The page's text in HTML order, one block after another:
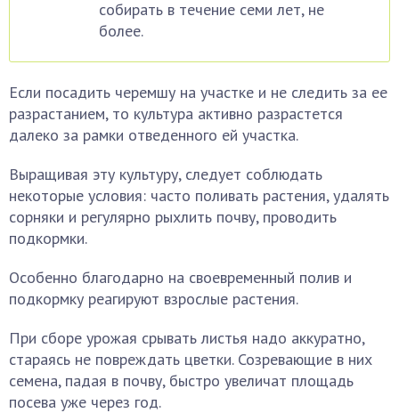
собирать в течение семи лет, не
более.
Если посадить черемшу на участке и не следить за ее
разрастанием, то культура активно разрастется
далеко за рамки отведенного ей участка.
Выращивая эту культуру, следует соблюдать
некоторые условия: часто поливать растения, удалять
сорняки и регулярно рыхлить почву, проводить
подкормки.
Особенно благодарно на своевременный полив и
подкормку реагируют взрослые растения.
При сборе урожая срывать листья надо аккуратно,
стараясь не повреждать цветки. Созревающие в них
семена, падая в почву, быстро увеличат площадь
посева уже через год.